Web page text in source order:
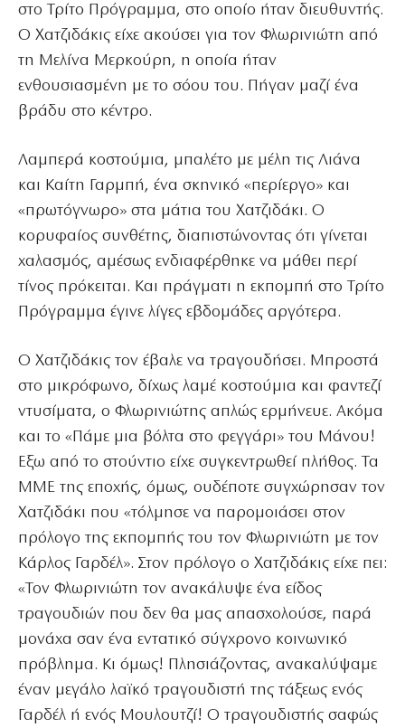
στο Τρίτο Πρόγραμμα, στο οποίο ήταν διευθυντής.
Ο Χατζιδάκις είχε ακούσει για τον Φλωρινιώτη από
τη Μελίνα Μερκούρη, η οποία ήταν
ενθουσιασμένη με το σόου του. Πήγαν μαζί ένα
βράδυ στο κέντρο.
Λαμπερά κοστούμια, μπαλέτο με μέλη τις Λιάνα
και Καίτη Γαρμπή, ένα σκηνικό «περίεργο» και
«πρωτόγνωρο» στα μάτια του Χατζιδάκι. Ο
κορυφαίος συνθέτης, διαπιστώνοντας ότι γίνεται
χαλασμός, αμέσως ενδιαφέρθηκε να μάθει περί
τίνος πρόκειται. Και πράγματι η εκπομπή στο Τρίτο
Πρόγραμμα έγινε λίγες εβδομάδες αργότερα.
Ο Χατζιδάκις τον έβαλε να τραγουδήσει. Μπροστά
στο μικρόφωνο, δίχως λαμέ κοστούμια και φαντεζί
ντυσίματα, ο Φλωρινιώτης απλώς ερμήνευε. Ακόμα
και το «Πάμε μια βόλτα στο φεγγάρι» του Μάνου!
Εξω από το στούντιο είχε συγκεντρωθεί πλήθος. Τα
ΜΜΕ της εποχής, όμως, ουδέποτε συγχώρησαν τον
Χατζιδάκι που «τόλμησε να παρομοιάσει στον
πρόλογο της εκπομπής του τον Φλωρινιώτη με τον
Κάρλος Γαρδέλ». Στον πρόλογο ο Χατζιδάκις είχε πει:
«Τον Φλωρινιώτη τον ανακάλυψε ένα είδος
τραγουδιών που δεν θα μας απασχολούσε, παρά
μονάχα σαν ένα εντατικό σύγχρονο κοινωνικό
πρόβλημα. Κι όμως! Πλησιάζοντας, ανακαλύψαμε
έναν μεγάλο λαϊκό τραγουδιστή της τάξεως ενός
Γαρδέλ ή ενός Μουλουτζί! Ο τραγουδιστής σαφώς